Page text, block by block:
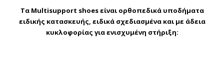
Τα Multisupport shoes είναιορθοπεδικά υποδήματα
ειδικής κατασκευής, ειδικά σχεδιασμένα και με άδεια
κυκλοφορίας για ενισχυμένη στήριξη: